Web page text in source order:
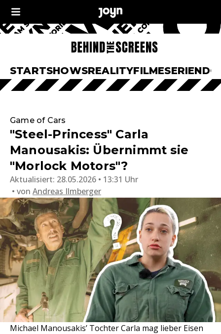
STARTSHOWSREALITYFILMESERIEN
Game of Cars
"Steel-Princess" Carla
Manousakis: Übernimmt sie
"Morlock Motors"?
Aktualisiert: 28.05.2026 • 13:31 Uhr
von Andreas Ilmberger
Michael Manousakis’ Tochter Carla mag lieber Eisen